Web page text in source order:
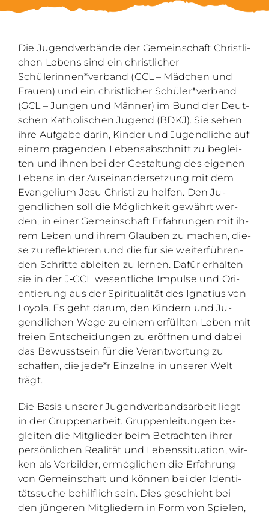
Die Ju­gend­ver­bän­de der Ge­mein­schaft Christ­li­
chen Le­bens sind ein christ­li­cher
Schülerinnen*verband (GCL – Mäd­chen und
Frau­en) und ein christ­li­cher Schüler*verband
(GCL – Jun­gen und Män­ner) im Bund der Deut­
schen Ka­tho­li­schen Ju­gend (BDKJ). Sie se­hen
ihre Auf­ga­be dar­in, Kin­der und Ju­gend­li­che auf
ei­nem prä­gen­den Le­bens­ab­schnitt zu be­glei­
ten und ih­nen bei der Ge­stal­tung des ei­ge­nen
Le­bens in der Aus­ein­an­der­set­zung mit dem
Evan­ge­li­um Jesu Chris­ti zu hel­fen. Den Ju­
gend­li­chen soll die Mög­lich­keit ge­währt wer­
den, in ei­ner Ge­mein­schaft Er­fah­run­gen mit ih­
rem Le­ben und ih­rem Glau­ben zu ma­chen, die­
se zu re­flek­tie­ren und die für sie wei­ter­füh­ren­
den Schrit­te ab­lei­ten zu ler­nen. Da­für er­hal­ten
sie in der J‑GCL we­sent­li­che Im­pul­se und Ori­
en­tie­rung aus der Spi­ri­tua­li­tät des Igna­ti­us von
Lo­yo­la. Es geht dar­um, den Kin­dern und Ju­
gend­li­chen Wege zu ei­nem er­füll­ten Le­ben mit
frei­en Ent­schei­dun­gen zu er­öff­nen und da­bei
das Be­wusst­sein für die Ver­ant­wor­tung zu
schaf­fen, die jede*r Ein­zel­ne in un­se­rer Welt
trägt.
Die Ba­sis un­se­rer Ju­gend­ver­bands­ar­beit liegt
in der Grup­pen­ar­beit. Grup­pen­lei­tun­gen be­
glei­ten die Mit­glie­der beim Be­trach­ten ih­rer
per­sön­li­chen Rea­li­tät und Le­bens­si­tua­ti­on, wir­
ken als Vor­bil­der, er­mög­li­chen die Er­fah­rung
von Ge­mein­schaft und kön­nen bei der Iden­ti­
täts­su­che be­hilf­lich sein. Dies ge­schieht bei
den jün­ge­ren Mit­glie­dern in Form von Spie­len,